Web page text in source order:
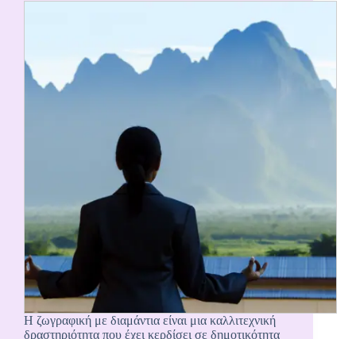
Η ζωγραφική με διαμάντια είναι μια καλλιτεχνική
δραστηριότητα που έχει κερδίσει σε δημοτικότητα